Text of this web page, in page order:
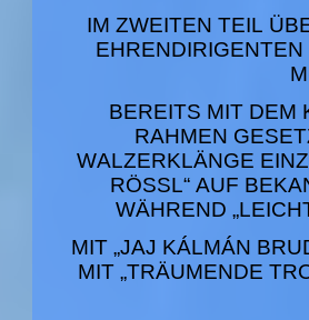
IM ZWEITEN TEIL
BEREITS MIT DEM
RAHMEN
WALZERKLÄNGE
ÖSSL“ AUF
ÄHREND
MIT „JAJ KÁLMÁN
MIT „TRÄUMENDE